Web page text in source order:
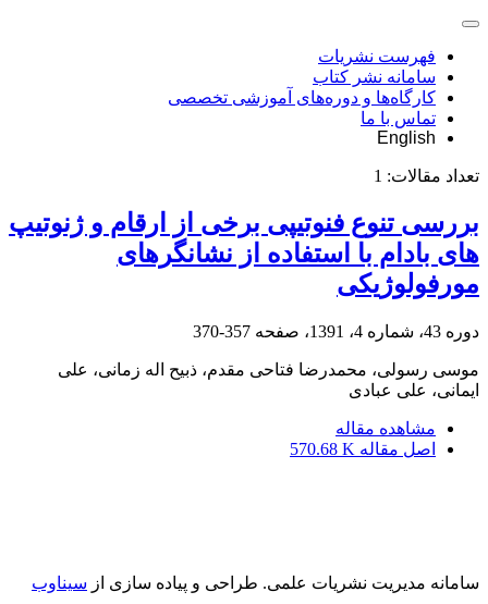
فهرست نشریات
سامانه نشر کتاب
کارگاه‌ها و دوره‌های آموزشی تخصصی
تماس با ما
English
تعداد مقالات: 1
بررسی تنوع فنوتیپی برخی از ارقام و ژنوتیپ
های بادام با استفاده از نشانگرهای
مورفولوژیکی
دوره 43، شماره 4، 1391، صفحه 357-370
موسی رسولی، محمدرضا فتاحی مقدم، ذبیح اله زمانی، علی
ایمانی، علی عبادی
مشاهده مقاله
اصل مقاله 570.68 K
سامانه مدیریت نشریات علمی. طراحی و پیاده سازی از سیناوب